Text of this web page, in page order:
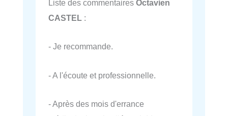
Liste des commentaires Octavien
CASTEL :
- Je recommande.
- A l'écoute et professionnelle.
- Après des mois d'errance